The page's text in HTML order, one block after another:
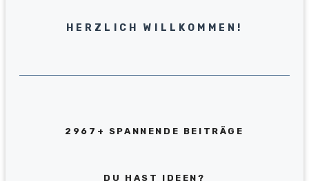
HERZLICH WILLKOMMEN!
2967+ SPANNENDE BEITRÄGE
DU HAST IDEEN?